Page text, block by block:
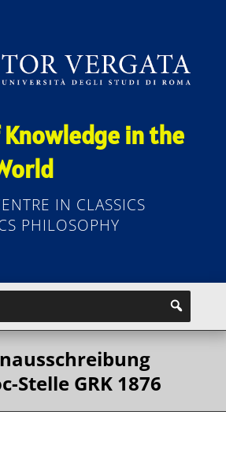
in the
IN CLASSICS
PHILOSOPHY
Stelle GRK 1876